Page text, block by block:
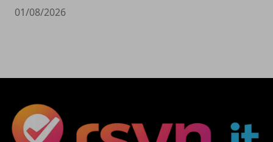
01/08/2026